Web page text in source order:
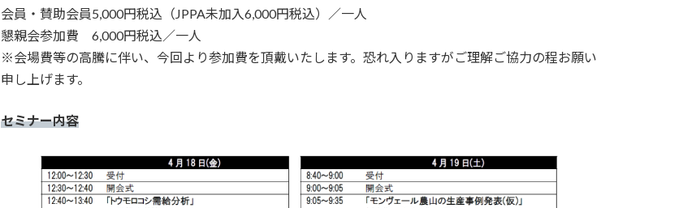
会員・賛助会員5,000円税込（JPPA未加入6,000円税込）／一人
懇親会参加費 6,000円税込／一人
※会場費等の高騰に伴い、今回より参加費を頂戴いたします。恐れ入りますがご理解ご協力の程お願い
申し上げます。
セミナー内容